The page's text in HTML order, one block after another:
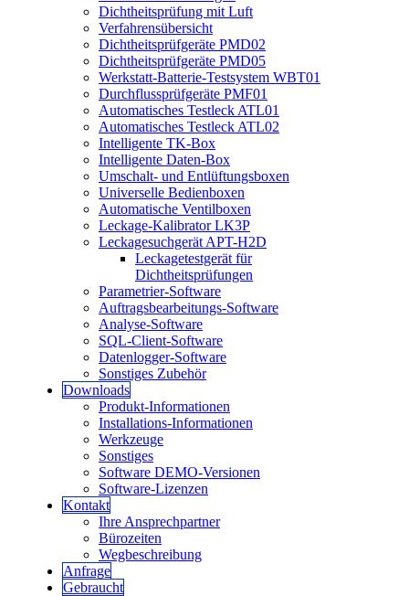
Dichtheitsprüfung mit Luft
Verfahrensübersicht
Dichtheitsprüfgeräte PMD02
Dichtheitsprüfgeräte PMD05
Werkstatt-Batterie-Testsystem WBT01
Durchflussprüfgeräte PMF01
Automatisches Testleck ATL01
Automatisches Testleck ATL02
Intelligente TK-Box
Intelligente Daten-Box
Umschalt- und Entlüftungsboxen
Universelle Bedienboxen
Automatische Ventilboxen
Leckage-Kalibrator LK3P
Leckagesuchgerät APT-H2D
Leckagetestgerät für
Dichtheitsprüfungen
Parametrier-Software
Auftragsbearbeitungs-Software
Analyse-Software
SQL-Client-Software
Datenlogger-Software
Sonstiges Zubehör
Downloads
Produkt-Informationen
Installations-Informationen
Werkzeuge
Sonstiges
Software DEMO-Versionen
Software-Lizenzen
Kontakt
Ihre Ansprechpartner
Bürozeiten
Wegbeschreibung
Anfrage
Gebraucht